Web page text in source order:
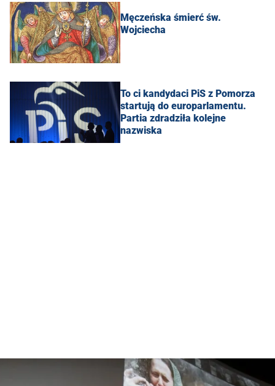
Męczeńska śmierć św.
Wojciecha
To ci kandydaci PiS z Pomorza
startują do europarlamentu.
Partia zdradziła kolejne
nazwiska